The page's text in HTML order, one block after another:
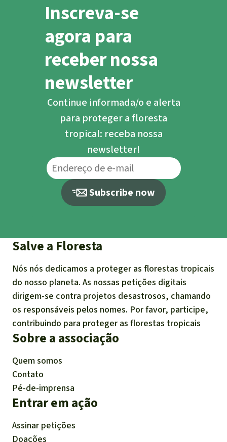
Inscreva-se
agora para
receber nossa
newsletter
Continue informada/o e alerta
para proteger a floresta
tropical: receba nossa
newsletter!
Subscribe now
Salve a Floresta
Nós nós dedicamos a proteger as florestas tropicais
do nosso planeta. As nossas petições digitais
dirigem-se contra projetos desastrosos, chamando
os responsáveis pelos nomes. Por favor, participe,
contribuindo para proteger as florestas tropicais
Sobre a associação
Quem somos
Contato
Pé-de-imprensa
Entrar em ação
Assinar petições
Doações